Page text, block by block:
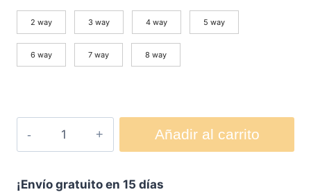
2 way 3 way 4 way 5 way
6 way 7 way 8 way
Añadir al carrito
¡Envío gratuito en 15 días